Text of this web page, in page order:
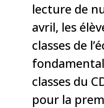
lecture de
avril, les
classes de
classes du
pour la